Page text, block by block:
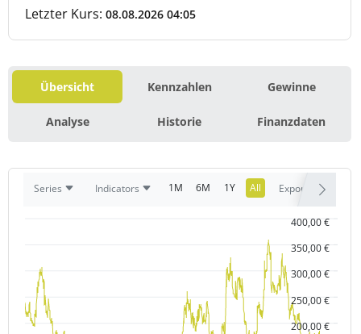
Letzter Kurs: 08.08.2026 04:05
Übersicht Kennzahlen Gewinne
Analyse Historie Finanzdaten
Series Indicators 1M 6M 1Y All Export
200,00 €
250,00 €
300,00 €
350,00 €
400,00 €